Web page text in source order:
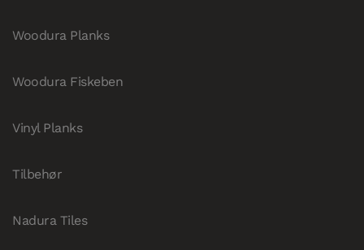
Woodura Planks
Woodura Fiskeben
Vinyl Planks
Tilbehør
Nadura Tiles